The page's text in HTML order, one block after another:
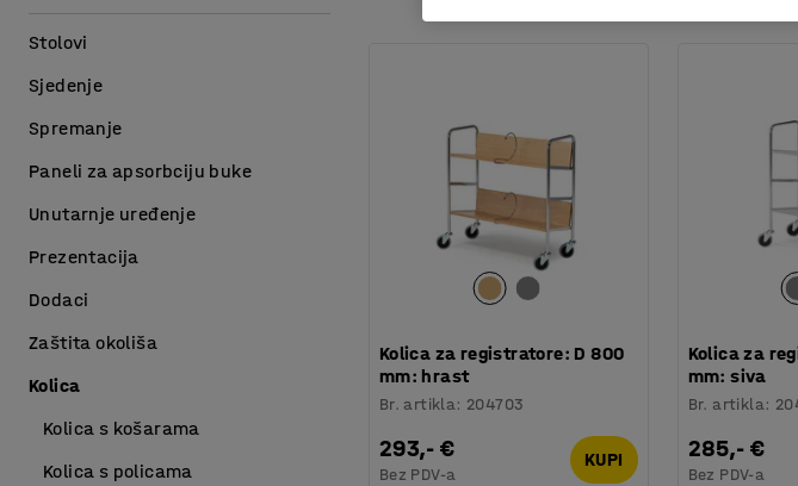
Kolica za registratore: D 800
mm: hrast
Br. artikla: 204703
293,- €
Bez PDV-a
KUPI
Kolica za
mm: siva
Br. artikla:
285,- €
Bez PDV-a
Stolovi
Sjedenje
Spremanje
Paneli za apsorbciju buke
Unutarnje uređenje
Prezentacija
Dodaci
Zaštita okoliša
Kolica
Kolica s košarama
Kolica s policama